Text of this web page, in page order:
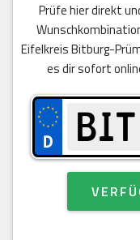
Prüfe hier direkt
Eifelkreis Bitburg-
es dir sofort